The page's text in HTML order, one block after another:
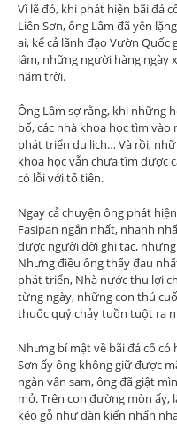
Vì lẽ đó, khi phát hiện bãi đá
Liên Sơn, ông Lâm đã yên
ai, kể cả lãnh đạo Vườn Quốc
lâm, những người hàng ngày
năm trời.
Ông Lâm sợ rằng, khi những
bố, các nhà khoa học tìm
phát triển du lịch… Và rồi,
khoa học vẫn chưa tìm được
có lỗi với tổ tiên.
Ngay cả chuyện ông phát
Fasipan ngắn nhất, nhanh
được người đời ghi tạc,
Nhưng điều ông thấy đau
phát triển, Nhà nước thu lợi
từng ngày, những con thú
thuốc quý chảy tuồn tuột ra
Nhưng bí mật về bãi đá cổ
Sơn ấy ông không giữ được
ngàn vân sam, ông đã giật
mở. Trên con đường mòn ấy,
kéo gỗ như đàn kiến nhẩn